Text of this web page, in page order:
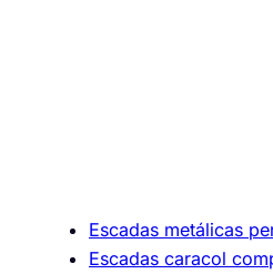
Escadas metálicas
Escadas caracol